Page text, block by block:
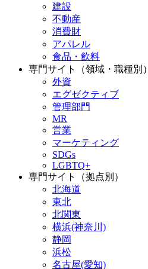
建設
不動産
消費財
アパレル
食品・飲料
専門サイト（領域・職種別）
外資
エグゼクティブ
管理部門
MR
営業
マーケティング
SDGs
LGBTQ+
専門サイト（拠点別）
北海道
東北
北関東
横浜(神奈川)
静岡
浜松
名古屋(愛知)